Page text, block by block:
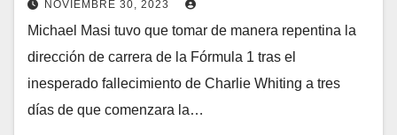
NOVIEMBRE 30, 2023
Michael Masi tuvo que tomar de manera repentina la
dirección de carrera de la Fórmula 1 tras el
inesperado fallecimiento de Charlie Whiting a tres
días de que comenzara la…